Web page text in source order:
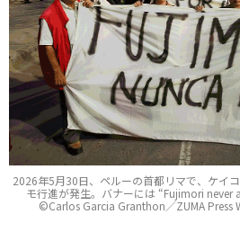
2026年5月30日、ペルーの首都リマで、ケイ
モ行進が発生。バナーには “Fujimori never
©Carlos Garcia Granthon／ZUMA Press